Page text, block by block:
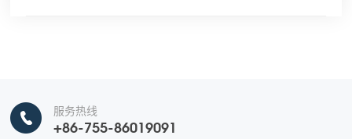
服务热线
+86-755-86019091